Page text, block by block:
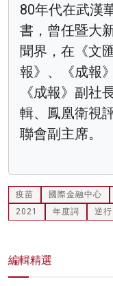
80年代在武漢
書，曾任暨大
聞界，在《文
報》、《成報
《成報》副社
輯、鳳凰衛視
聯會副主席。
疫苗 國際金融中心
2021
年度詞 逆行
編輯精選